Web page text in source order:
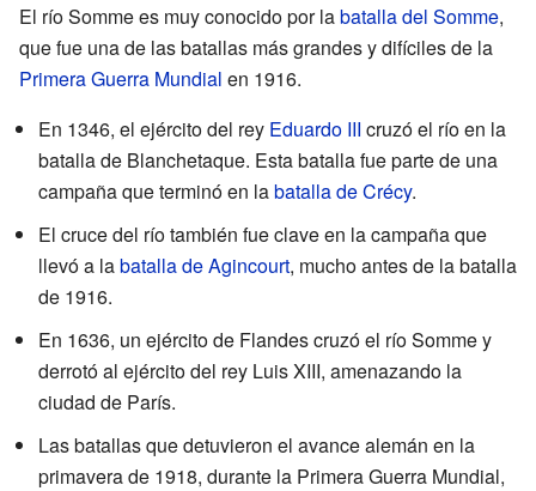
El río Somme es muy conocido por labatalla del Somme,
que fue una de las batallas más grandes y difíciles de la
Primera Guerra Mundial en 1916.
En 1346, el ejército del rey Eduardo III cruzó el río en la
batalla de Blanchetaque. Esta batalla fue parte de una
campaña que terminó en labatalla de Crécy.
El cruce del río también fue clave en la campaña que
llevó a labatalla de Agincourt, mucho antes de la batalla
de 1916.
En 1636, un ejército de Flandes cruzó el río Somme y
derrotó al ejército del rey Luis XIII, amenazando la
ciudad de París.
Las batallas que detuvieron el avance alemán en la
primavera de 1918, durante la Primera Guerra Mundial,